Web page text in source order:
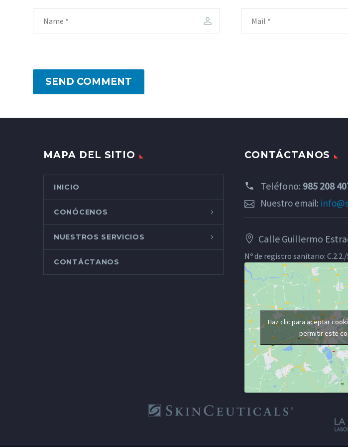
SEND COMMENT
MAPA DEL SITIO
INICIO
CONÓCENOS
NUESTROS SERVICIOS
CONTÁCTANOS
CONTÁCTANOS
Teléfono: 985 208
Nuestro email:
Calle Guillermo
Nº de registro sanitario:
Haz clic para aceptar
permitir este